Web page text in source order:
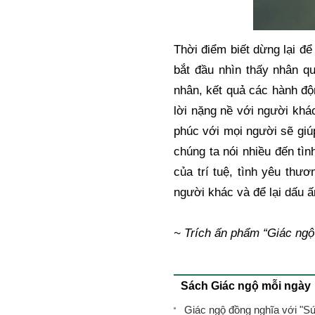
Thời điểm biết dừng lại
bắt đầu nhìn thấy nhân
nhân, kết quả các hành
lời nặng nề với người
phúc với mọi người sẽ
chúng ta nói nhiều đến
của trí tuệ, tình yêu
người khác và để lại dấu
~ Trích ấn phẩm “Giác
Sách Giác ngộ mỗi ngày
Giác ngộ đồng nghĩa với